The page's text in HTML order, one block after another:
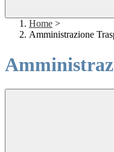
Home >
Amministrazione